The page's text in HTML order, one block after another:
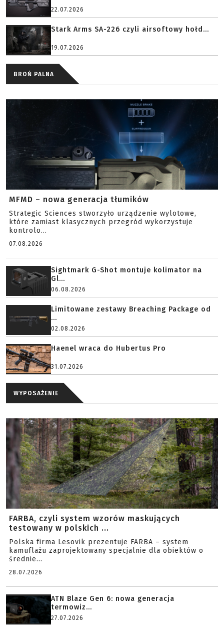
22.07.2026
Stark Arms SA-226 czyli airsoftowy hołd...
19.07.2026
BROŃ PALNA
MFMD – nowa generacja tłumików
Strategic Sciences stworzyło urządzenie wylotowe,
które zamiast klasycznych przegród wykorzystuje
kontrolo...
07.08.2026
Sightmark G-Shot montuje kolimator na
Gl...
06.08.2026
Limitowane zestawy Breaching Package od
...
02.08.2026
Haenel wraca do Hubertus Pro
31.07.2026
WYPOSAŻENIE
FARBA, czyli system wzorów maskujących
testowany w polskich ...
Polska firma Lesovik prezentuje FARBA – system
kamuflażu zaprojektowany specjalnie dla obiektów o
średnie...
28.07.2026
ATN Blaze Gen 6: nowa generacja
termowiz...
27.07.2026